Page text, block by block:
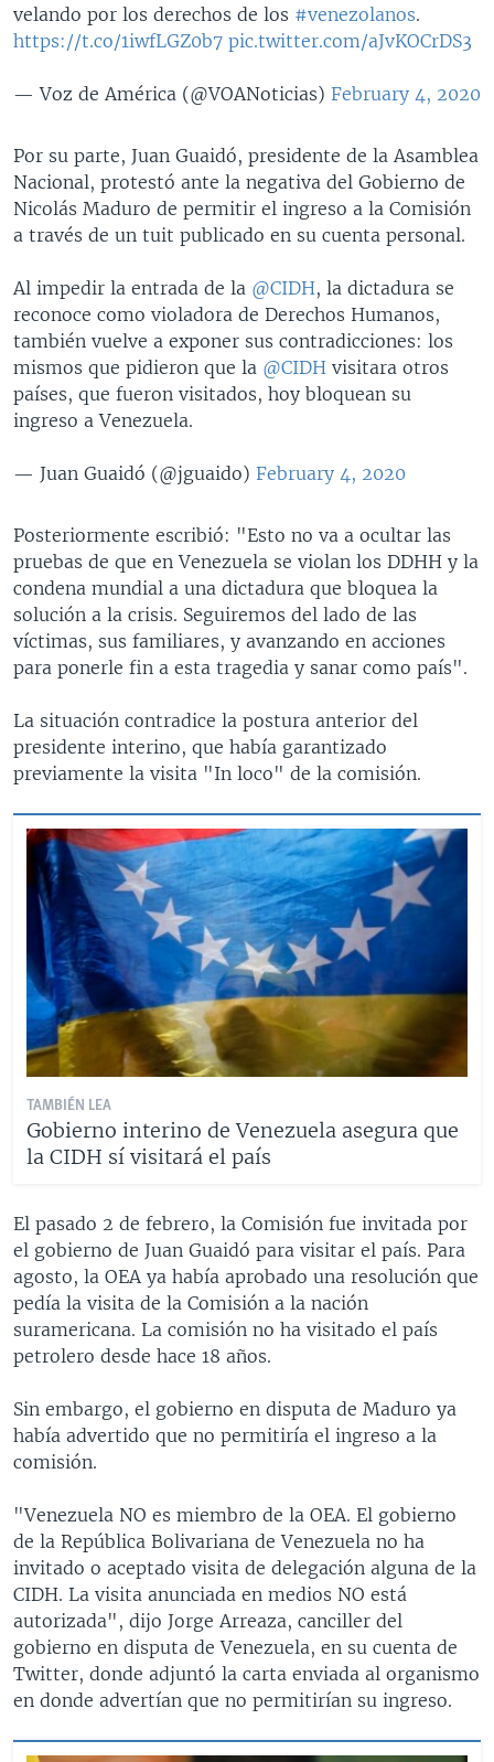
velando por los derechos de los #venezolanos.
https://t.co/1iwfLGZ0b7 pic.twitter.com/aJvKOCrDS3
— Voz de América (@VOANoticias) February 4, 2020
Por su parte, Juan Guaidó, presidente de la Asamblea
Nacional, protestó ante la negativa del Gobierno de
Nicolás Maduro de permitir el ingreso a la Comisión
a través de un tuit publicado en su cuenta personal.
Al impedir la entrada de la @CIDH, la dictadura se
reconoce como violadora de Derechos Humanos,
también vuelve a exponer sus contradicciones: los
mismos que pidieron que la @CIDH visitara otros
países, que fueron visitados, hoy bloquean su
ingreso a Venezuela.
— Juan Guaidó (@jguaido) February 4, 2020
Posteriormente escribió: "Esto no va a ocultar las
pruebas de que en Venezuela se violan los DDHH y la
condena mundial a una dictadura que bloquea la
solución a la crisis. Seguiremos del lado de las
víctimas, sus familiares, y avanzando en acciones
para ponerle fin a esta tragedia y sanar como país".
La situación contradice la postura anterior del
presidente interino, que había garantizado
previamente la visita "In loco" de la comisión.
TAMBIÉN LEA
Gobierno interino de Venezuela asegura que
la CIDH sí visitará el país
El pasado 2 de febrero, la Comisión fue invitada por
el gobierno de Juan Guaidó para visitar el país. Para
agosto, la OEA ya había aprobado una resolución que
pedía la visita de la Comisión a la nación
suramericana. La comisión no ha visitado el país
petrolero desde hace 18 años.
Sin embargo, el gobierno en disputa de Maduro ya
había advertido que no permitiría el ingreso a la
comisión.
"Venezuela NO es miembro de la OEA. El gobierno
de la República Bolivariana de Venezuela no ha
invitado o aceptado visita de delegación alguna de la
CIDH. La visita anunciada en medios NO está
autorizada", dijo Jorge Arreaza, canciller del
gobierno en disputa de Venezuela, en su cuenta de
Twitter, donde adjuntó la carta enviada al organismo
en donde advertían que no permitirían su ingreso.